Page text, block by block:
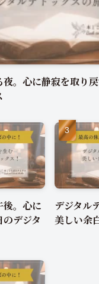
。心に静寂を取り
後。心に
デジタ
デジタル
美しい余